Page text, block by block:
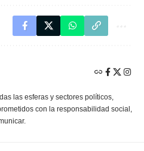
las esferas y sectores políticos,
con la responsabilidad social,